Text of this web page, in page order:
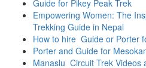
Guide for Pikey Peak Trek
Empowering Women: The
Trekking Guide in Nepal
How to hire Guide or Porter
Porter and Guide for
Manaslu Circuit Trek Videos